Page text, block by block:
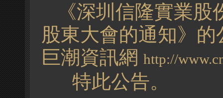
《深圳信隆實業股
股東大會的通知》
巨潮資訊網 http://
特此公告。